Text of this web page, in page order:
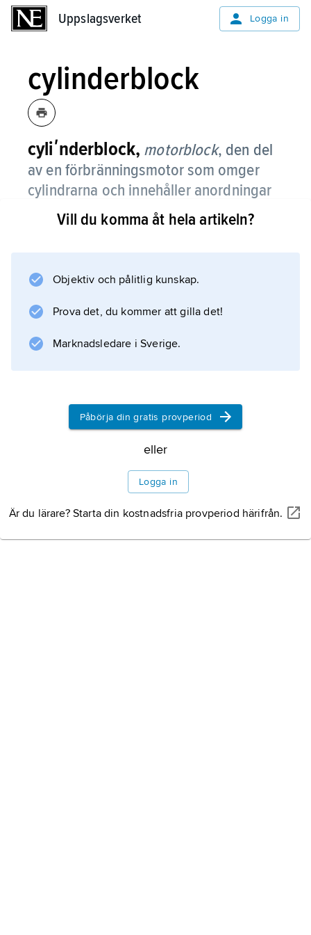
Uppslagsverket Logga in
cylinderblock
cyliʹnderblock, motorblock, den del
av en förbränningsmotor som omger
cylindrarna och innehåller anordningar
för kylning av dessa.
Vill du komma åt hela artikeln?
Objektiv och pålitlig kunskap.
Prova det, du kommer att gilla det!
Marknadsledare i Sverige.
Påbörja din gratis provperiod
eller
Logga in
Är du lärare? Starta din kostnadsfria provperiod härifrån.